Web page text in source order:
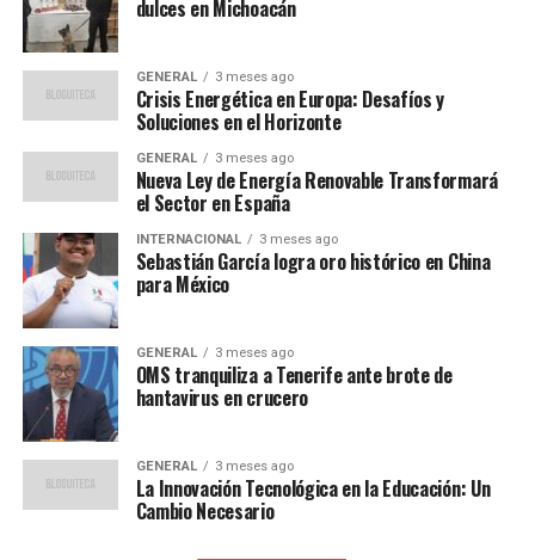
“El apoyo continuo y el
enfoque en disciplinas
emergentes han sido clave
para el éxito de nuestros
atletas en competencias
internacionales”.
El impacto de las nominaciones
Ser nominada al “Atleta del Año” en los World Games es
un reconocimiento significativo que puede influir en la
carrera de un atleta. Para Victoria Chávez, Maya Becerra
y Laura Burgos, esta nominación no solo es un honor
personal, sino también una oportunidad para inspirar a
la próxima generación de deportistas mexicanos.
dulces en Michoacán
GENERAL 3 meses ago
Crisis Energética en Europa: Desafíos y
Soluciones en el Horizonte
GENERAL 3 meses ago
Nueva Ley de Energía Renovable Transformará
el Sector en España
INTERNACIONAL 3 meses ago
Sebastián García logra oro histórico en China
para México
GENERAL 3 meses ago
OMS tranquiliza a Tenerife ante brote de
hantavirus en crucero
GENERAL 3 meses ago
La Innovación Tecnológica en la Educación: Un
Cambio Necesario